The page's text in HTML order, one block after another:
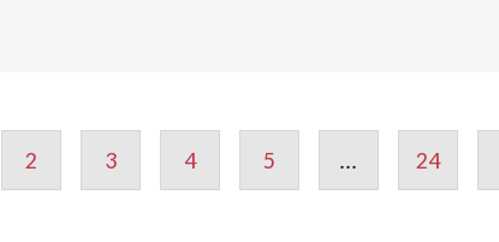
2 3 4 5 ... 24